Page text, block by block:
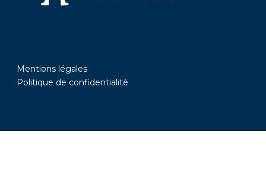
Mentions légales
Politique de confidentialité